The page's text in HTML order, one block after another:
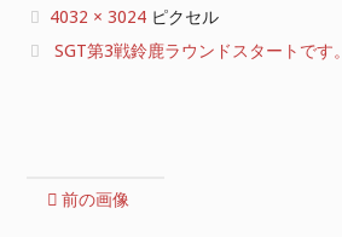
フ
ル
4032 × 3024 ピクセル
SGT第3戦鈴鹿ラウンドスタートです。
前の画像